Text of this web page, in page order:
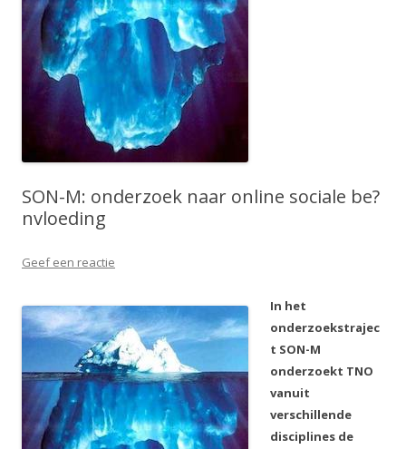
SON-M: onderzoek naar online sociale be?
nvloeding
Geef een reactie
In het
onderzoekstrajec
t SON-M
onderzoekt TNO
vanuit
verschillende
disciplines de